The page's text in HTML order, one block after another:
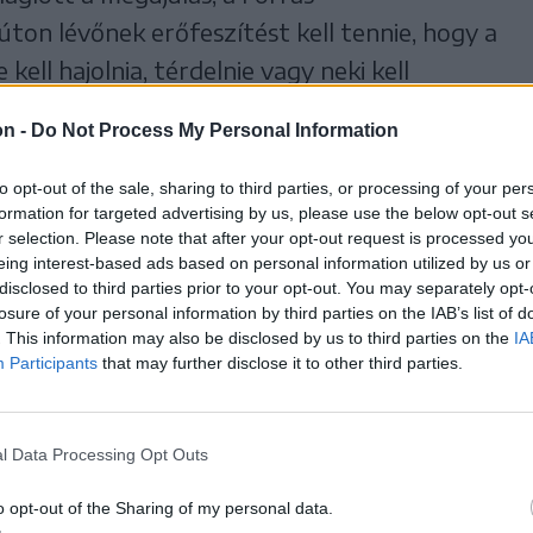
- Do Not Process My Personal Information
opt-out of the sale, sharing to third parties, or processing of your
for targeted advertising by us, please use the below opt-out
selection. Please note that after your opt-out request is processed
interest-based ads based on personal information utilized by us
to third parties prior to your opt-out. You may separately
of your personal information by third parties on the IAB’s list of
This information may also be disclosed by us to third parties on the
Participants that may further disclose it to other third parties.
Data Processing Opt Outs
opt-out of the Sharing of my personal data.
lévőnek erőfeszítést kell tennie, hogy a
hajolnia, térdelnie vagy neki kell
A második vatikáni zsinat
és forrás. A papok felszentelésükkor két
le kell hajolniuk, térdelniük érte, mint
világkongresszus mint
lesz, de fontosabb az a folyamat, amiben
hiszi a koordinátor.
a lélek
titkársága főtitkárának egyik mondására